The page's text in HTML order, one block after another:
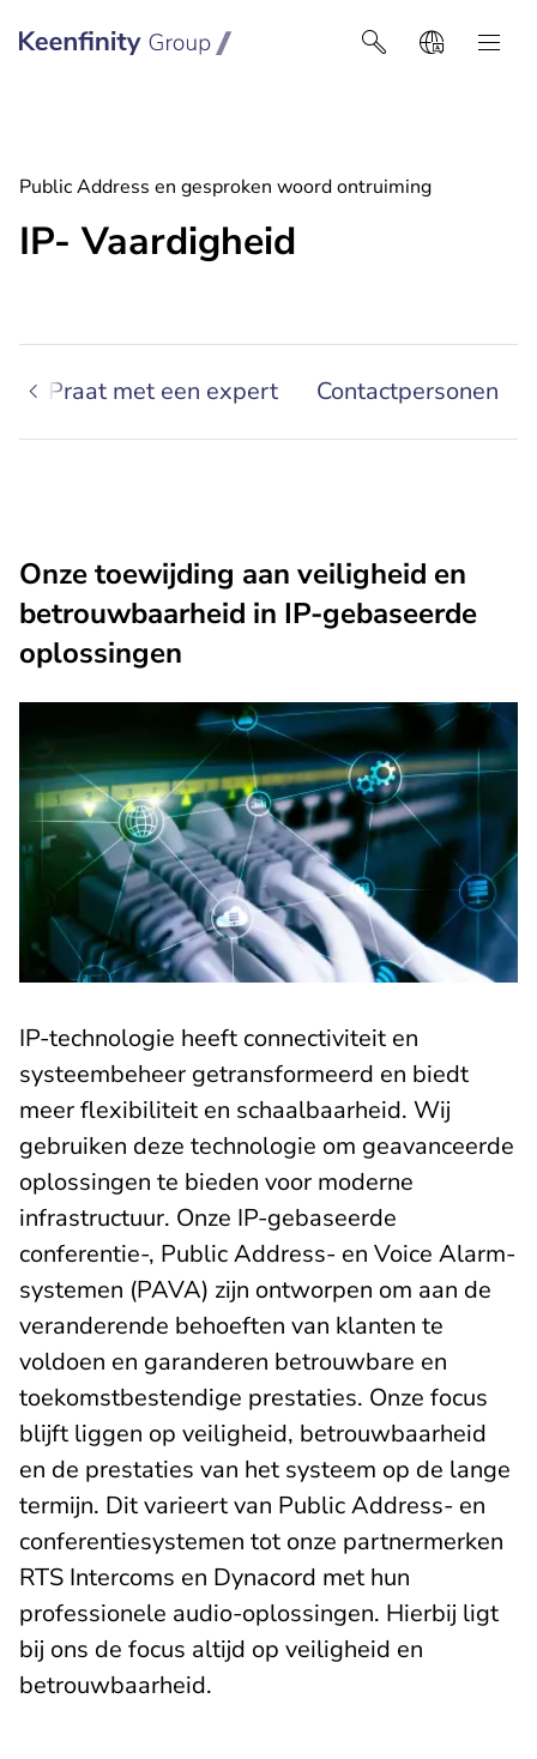
Keenfinity Group I België
Public Address en gesproken woord ontruiming
IP- Vaardigheid
Praat met een expert Contactpersonen
Onze toewijding aan veiligheid en
betrouwbaarheid in IP-gebaseerde
oplossingen
IP-technologie heeft connectiviteit en
systeembeheer getransformeerd en biedt
meer flexibiliteit en schaalbaarheid. Wij
gebruiken deze technologie om geavanceerde
oplossingen te bieden voor moderne
infrastructuur. Onze IP-gebaseerde
conferentie-, Public Address- en Voice Alarm-
systemen (PAVA) zijn ontworpen om aan de
veranderende behoeften van klanten te
voldoen en garanderen betrouwbare en
toekomstbestendige prestaties. Onze focus
blijft liggen op veiligheid, betrouwbaarheid
en de prestaties van het systeem op de lange
termijn. Dit varieert van Public Address- en
conferentiesystemen tot onze partnermerken
RTS Intercoms en Dynacord met hun
professionele audio-oplossingen. Hierbij ligt
bij ons de focus altijd op veiligheid en
betrouwbaarheid.